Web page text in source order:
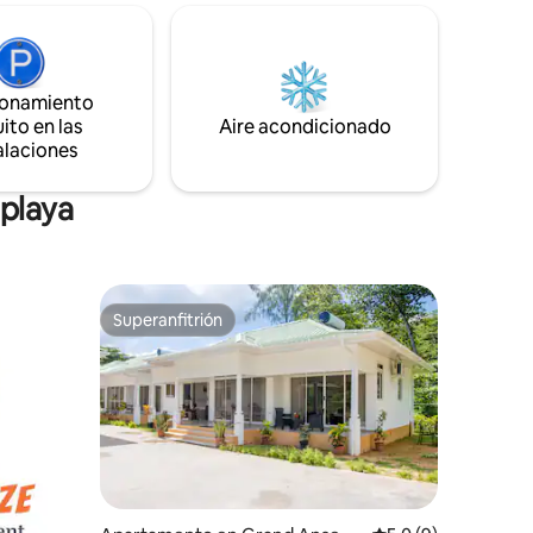
cocina totalmente equipada, balcón de 7
metros de largo con vistas al mar, aire
acondicionado, wifi gratuito de alta
velocidad, TV y aparcamiento de cortesía
en las
Aire acondicionado
Superanfitrión
Superanfitrión